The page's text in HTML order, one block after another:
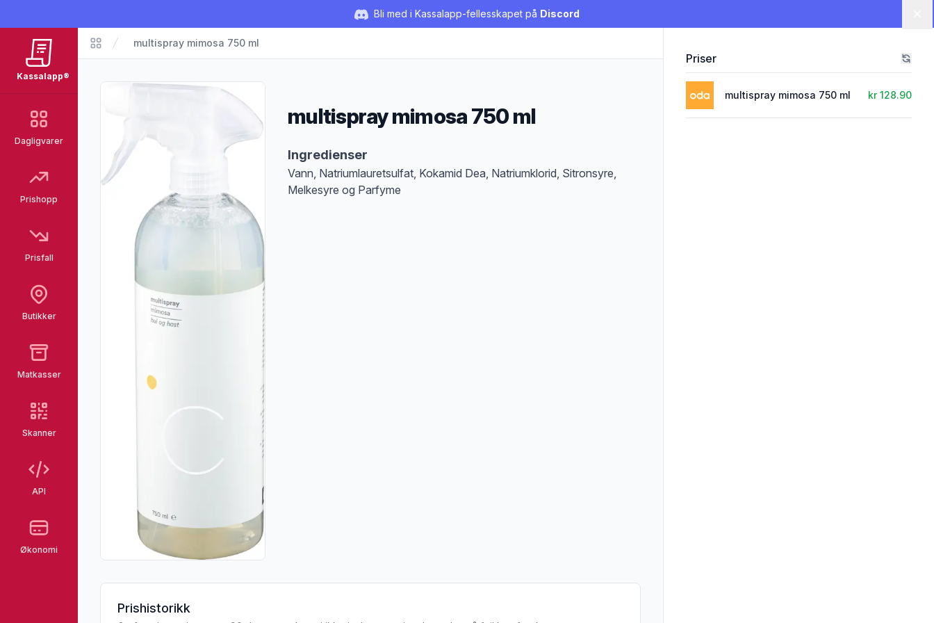
Bli med i Kassalapp-fellesskapet på Discord
Kassalapp®
Dagligvarer
Prishopp
Prisfall
Butikker
Matkasser
Skanner
API
Økonomi
Matvarer
multispray mimosa 750 ml
multispray mimosa 750 ml
Ingredienser
Vann, Natriumlauretsulfat, Kokamid Dea, Natriumklorid, Sitronsyre,
Melkesyre og Parfyme
Prishistorikk
Priser
multispray mimosa 750 ml kr 128.90